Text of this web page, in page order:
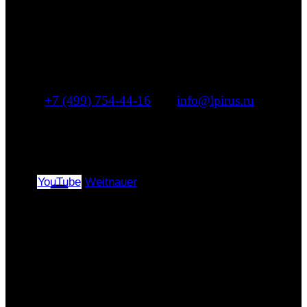
+7 (499) 754-44-16
info@lpirus.ru
YouTube Weitnauer